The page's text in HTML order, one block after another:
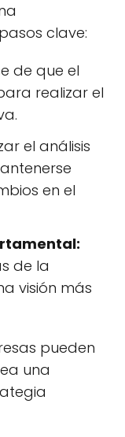
clave:
de que el
realizar el
el análisis
en el
de la
visión más
pueden
una